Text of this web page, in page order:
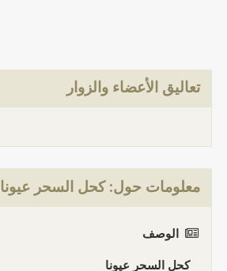
تعاليق الأعضاء والزوار
معلومات حول: كحل السحر عيونا
الوصف
كحل السحر عيونا